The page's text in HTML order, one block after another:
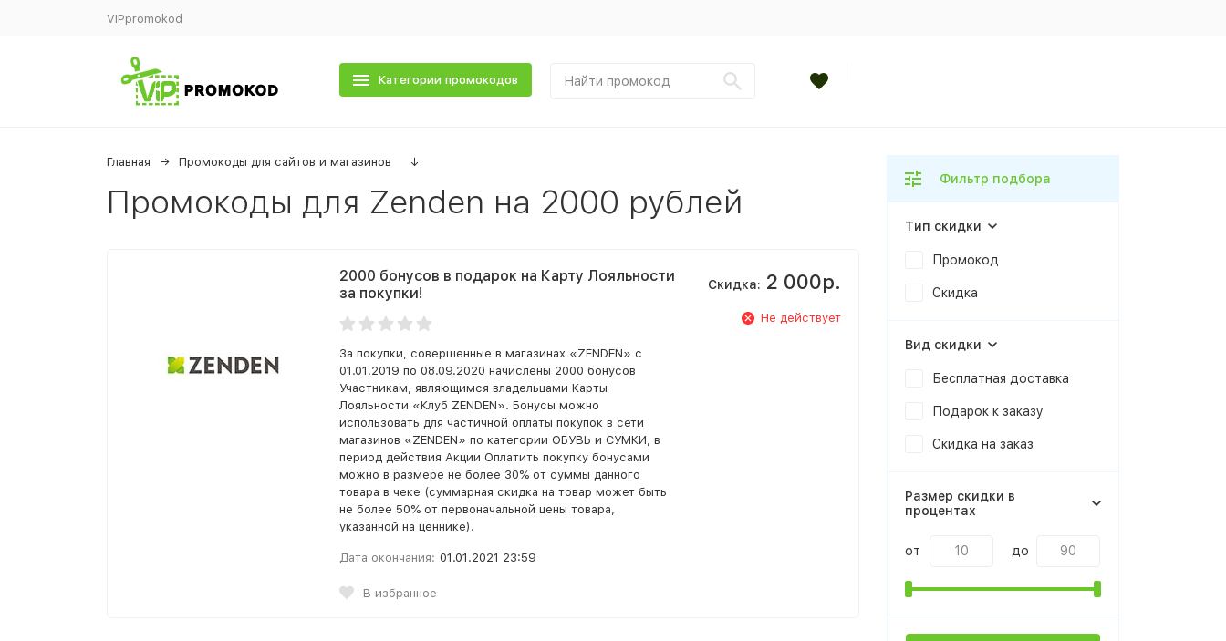
VIPpromokod
Категории промокодов
Главная Промокоды для сайтов и магазинов ↓
Промокоды для Zenden на 2000 рублей
2000 бонусов в подарок на Карту Лояльности
за покупки!
За покупки, совершенные в магазинах «ZENDEN» с
01.01.2019 по 08.09.2020 начислены 2000 бонусов
Участникам, являющимся владельцами Карты
Лояльности «Клуб ZENDEN». Бонусы можно
использовать для частичной оплаты покупок в сети
магазинов «ZENDEN» по категории ОБУВЬ и СУМКИ, в
период действия Акции Оплатить покупку бонусами
можно в размере не более 30% от суммы данного
товара в чеке (суммарная скидка на товар может быть
не более 50% от первоначальной цены товара,
указанной на ценнике).
Дата окончания: 01.01.2021 23:59
В избранное
Скидка: 2 000р.
Не действует
Фильтр подбора
Тип скидки
Промокод
Скидка
Вид скидки
Бесплатная доставка
Подарок к заказу
Скидка на заказ
Размер скидки в
процентах
от до